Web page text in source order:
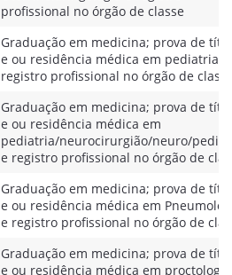
profissional no órgão de classe
Graduação em medicina; prova de
e ou residência médica em pediatria e
registro profissional no órgão de
Graduação em medicina; prova de
e ou residência médica em
pediatria/neurocirurgião/neuro/
e registro profissional no órgão de
Graduação em medicina; prova de
e ou residência médica em
e registro profissional no órgão de
Graduação em medicina; prova de
e ou residência médica em